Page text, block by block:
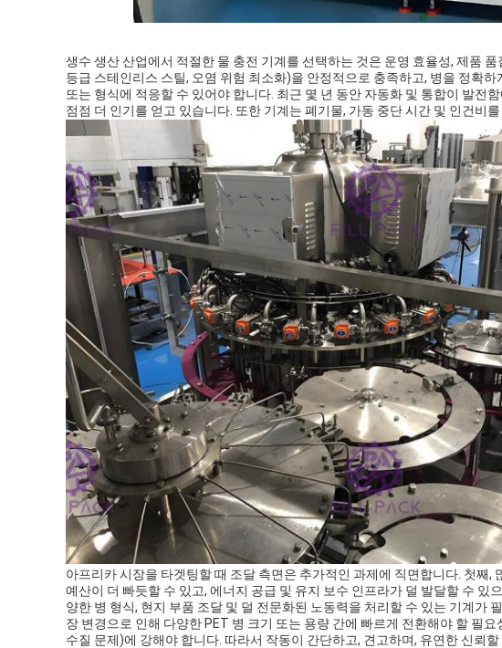
생수 생산 산업에서 적절한 물 충전 기계를 선택하는 것은 운영 효율성, 제품
등급 스테인리스 스틸, 오염 위험 최소화)을 안정적으로 충족하고, 병을 정확
또는 형식에 적응할 수 있어야 합니다. 최근 몇 년 동안 자동화 및 통합이 발
점점 더 인기를 얻고 있습니다. 또한 기계는 폐기물, 가동 중단 시간 및 인건비
아프리카 시장을 타겟팅할 때 조달 측면은 추가적인 과제에 직면합니다. 첫째
예산이 더 빠듯할 수 있고, 에너지 공급 및 유지 보수 인프라가 덜 발달할 수 있
양한 병 형식, 현지 부품 조달 및 덜 전문화된 노동력을 처리할 수 있는 기계가
장 변경으로 인해 다양한 PET 병 크기 또는 용량 간에 빠르게 전환해야 할 필
수질 문제)에 강해야 합니다. 따라서 작동이 간단하고, 견고하며, 유연한 신뢰